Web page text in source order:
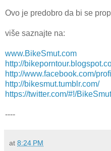
Ovo je predobro da bi se
više saznajte na:
www.BikeSmut.com
http://
http://www.facebook.com/
http://bikesmut.tumblr.com/
https://twitter.com/#!/BikeSmut
----
at 8:24 PM